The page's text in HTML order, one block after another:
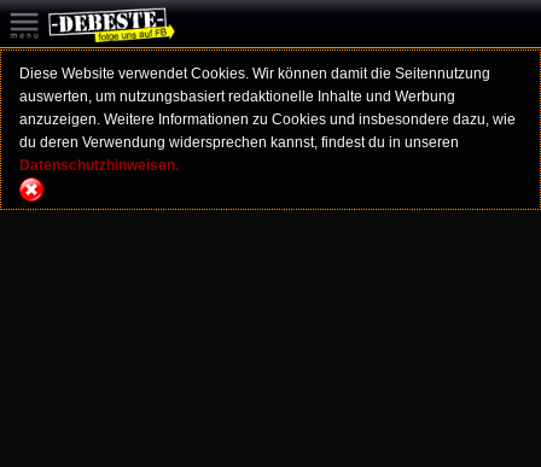
Diese Website verwendet Cookies. Wir können damit die Seitennutzung
auswerten, um nutzungsbasiert redaktionelle Inhalte und Werbung
anzuzeigen. Weitere Informationen zu Cookies und insbesondere dazu, wie
du deren Verwendung widersprechen kannst, findest du in unseren
Datenschutzhinweisen.